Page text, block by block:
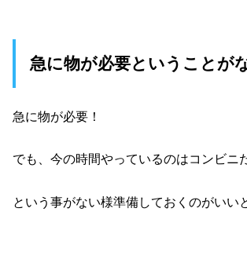
急に物が必要ということが
急に物が必要！
でも、今の時間やっているのはコンビニ
という事がない様準備しておくのがいい